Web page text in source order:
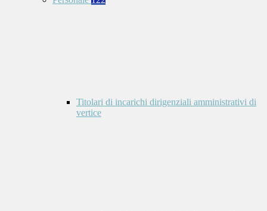
Titolari di incarichi dirigenziali amministrativi di
vertice